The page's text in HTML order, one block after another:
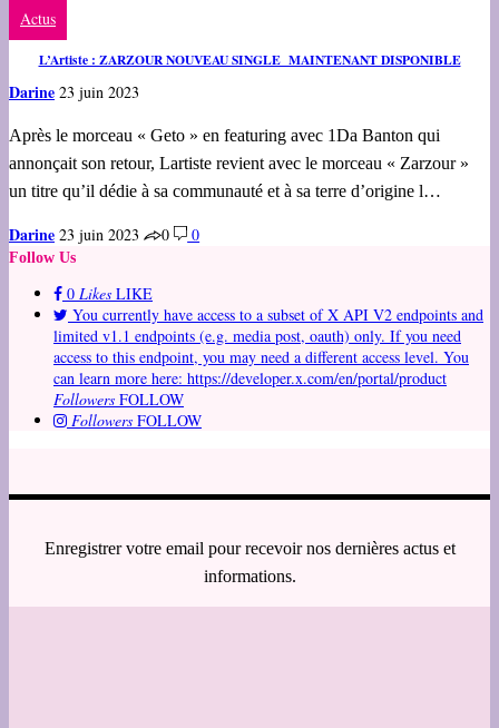
Actus
L’Artiste : ZARZOUR NOUVEAU SINGLE MAINTENANT DISPONIBLE
Darine 23 juin 2023
Après le morceau « Geto » en featuring avec 1Da Banton qui
annonçait son retour, Lartiste revient avec le morceau « Zarzour »
un titre qu’il dédie à sa communauté et à sa terre d’origine l…
Darine 23 juin 2023 0 0
Follow Us
0 Likes LIKE
You currently have access to a subset of X API V2 endpoints and
limited v1.1 endpoints (e.g. media post, oauth) only. If you need
access to this endpoint, you may need a different access level. You
can learn more here: https://developer.x.com/en/portal/product
Followers FOLLOW
Followers FOLLOW
Enregistrer votre email pour recevoir nos dernières actus et
informations.